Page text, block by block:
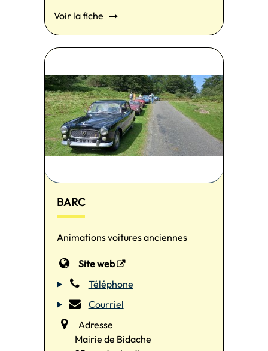
Voir la fiche
BARC
Animations voitures anciennes
Site web
Téléphone
Courriel
Adresse
Mairie de Bidache